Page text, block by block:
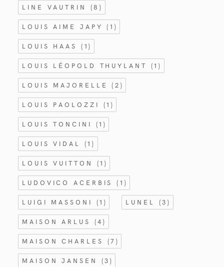
LINE VAUTRIN (8)
LOUIS AIME JAPY(1)
LOUIS HAAS (1)
LOUIS LÉOPOLD THUYLANT (1)
LOUIS MAJORELLE(2)
LOUIS PAOLOZZI (1)
LOUIS TONCINI (1)
LOUIS VIDAL (1)
LOUIS VUITTON (1)
LUDOVICO ACERBIS(1)
LUIGI MASSONI (1) LUNEL (3)
MAISON ARLUS (4)
MAISON CHARLES (7)
MAISON JANSEN (3)